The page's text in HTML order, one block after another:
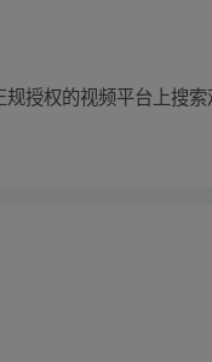
授权的视频平台上搜